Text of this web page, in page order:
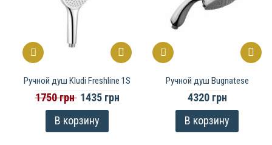
Ручной душ Kludi Freshline 1S
1750 грн 1435 грн
В корзину
Ручной душ Bugnatese
4320 грн
В корзину